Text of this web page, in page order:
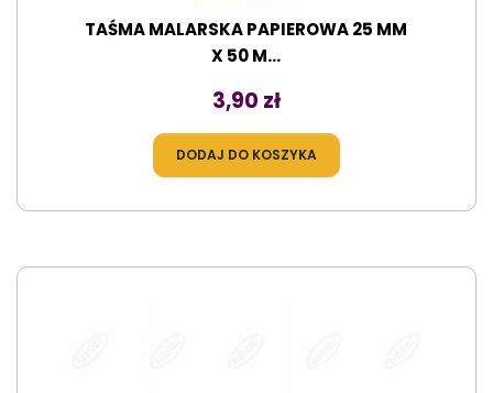
TAŚMA MALARSKA PAPIEROWA 25 MM
X 50 M...
Cena
3,90 zł
DODAJ DO KOSZYKA